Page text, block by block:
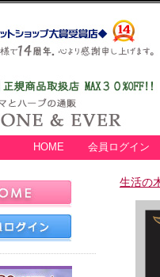
HOME 会員ログイン
生活の